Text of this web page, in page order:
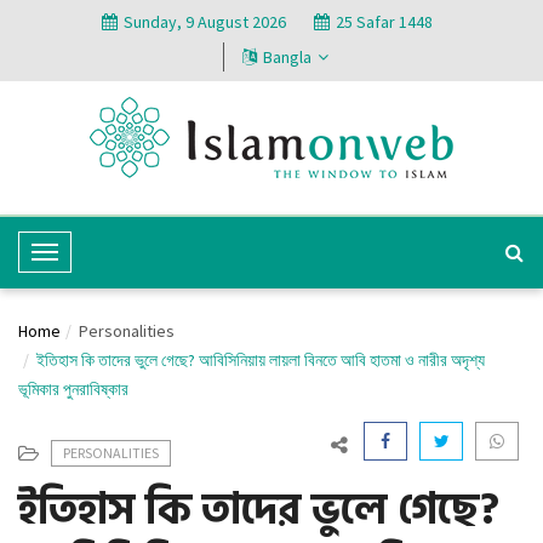
Sunday, 9 August 2026
25 Safar 1448
Bangla
T
o
g
l
e
a
v
i
Home
Personalities
ইতিহাস কি তাদের ভুলে গেছে? আবিসিনিয়ায় লায়লা বিনতে আবি হাতমা ও নারীর অদৃশ্য
ভূমিকার পুনরাবিষ্কার
PERSONALITIES
ইতিহাস কি তাদের ভুলে গেছে?